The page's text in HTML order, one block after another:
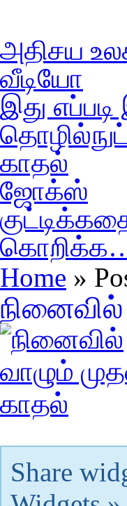
அதிசய
வீடியோ
இது எப்படி
காதல்
ஜோக்ஸ்
Home »
Share